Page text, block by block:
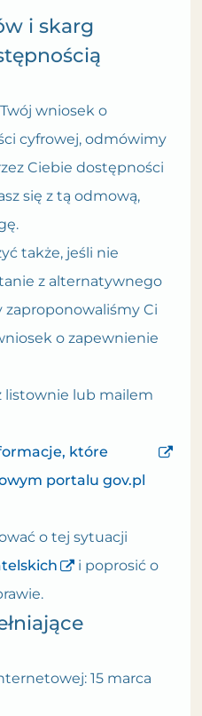
i skarg
wniosek o
cyfrowej, odmówimy
Ciebie dostępności
się z tą odmową,
także, jeśli nie
z alternatywnego
Ci
o zapewnienie
listownie lub mailem
które
portalu gov.pl
o tej sytuacji
i poprosić o
15 marca